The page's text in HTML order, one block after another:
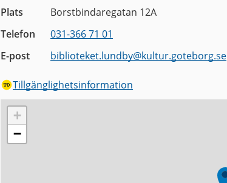
Plats
Borstbindaregatan 12A
Telefon
031-366 71 01
E-post
biblioteket.lundby@kultur.goteborg.se
Tillgänglighetsinformation
+
−